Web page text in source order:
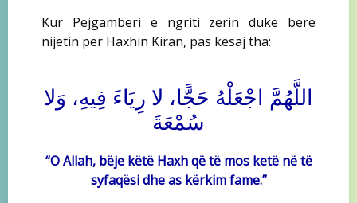
Kur Pejgamberi e ngriti zërin duke bërë
nijetin për Haxhin Kiran, pas kësaj tha:
اللَّهُمَّ اجْعَلْهُ حَجًّا، لا رِيَاءَ فِيهِ، وَلا
سُمْعَةَ‏
“O Allah, bëje këtë Haxh që të mos ketë në të
syfaqësi dhe as kërkim fame.”